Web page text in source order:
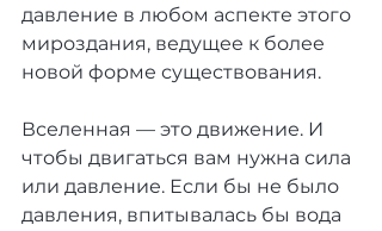
давление в любом аспекте этого
мироздания, ведущее к более
новой форме существования.
Вселенная — это движение. И
чтобы двигаться вам нужна сила
или давление. Если бы не было
давления, впитывалась бы вода